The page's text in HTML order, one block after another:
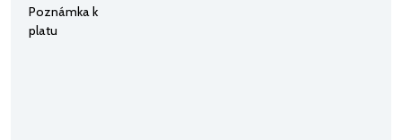
Poznámka k
platu